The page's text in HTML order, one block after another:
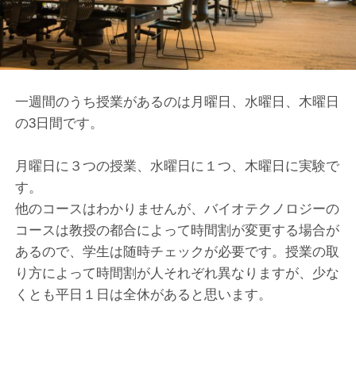
一週間のうち授業があるのは月曜日、水曜日、木曜日
の3日間です。
月曜日に３つの授業、水曜日に１つ、木曜日に実験で
す。
他のコースはわかりませんが、バイオテクノロジーの
コースは教授の都合によって時間割が変更する場合が
あるので、学生は随時チェックが必要です。授業の取
り方によって時間割が人それぞれ異なりますが、少な
くとも平日１日は全休があると思います。